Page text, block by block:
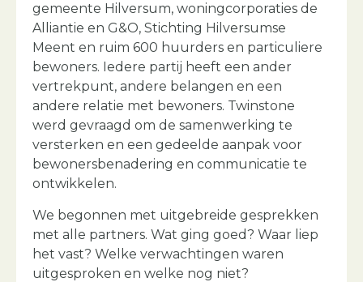
gemeente Hilversum, woningcorporaties de
Alliantie en G&O, Stichting Hilversumse
Meent en ruim 600 huurders en particuliere
bewoners. Iedere partij heeft een ander
vertrekpunt, andere belangen en een
andere relatie met bewoners. Twinstone
werd gevraagd om de samenwerking te
versterken en een gedeelde aanpak voor
bewonersbenadering en communicatie te
ontwikkelen.
We begonnen met uitgebreide gesprekken
met alle partners. Wat ging goed? Waar liep
het vast? Welke verwachtingen waren
uitgesproken en welke nog niet?